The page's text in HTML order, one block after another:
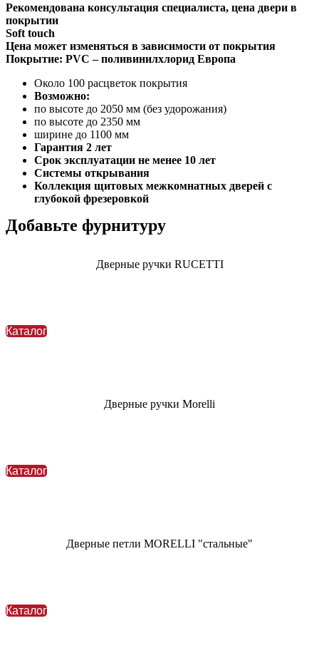
Рекомендована консультация специалиста, цена двери в
покрытии
Soft touch
Цена может изменяться в зависимости от покрытия
Покрытие: PVC – поливинилхлорид Европа
Около 100 расцветок покрытия
Возможно:
по высоте до 2050 мм (без удорожания)
по высоте до 2350 мм
ширине до 1100 мм
Гарантия 2 лет
Срок эксплуатации не менее 10 лет
Системы открывания
Коллекция щитовых межкомнатных дверей с
глубокой фрезеровкой
Добавьте фурнитуру
Дверные ручки RUCETTI
Каталог
Дверные ручки Morelli
Каталог
Дверные петли MORELLI "стальные"
Каталог